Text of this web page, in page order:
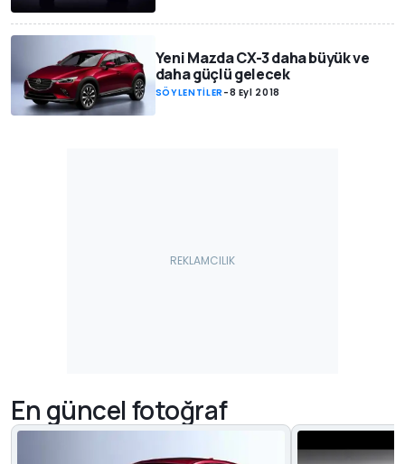
Yeni Mazda CX-3 daha büyük ve
daha güçlü gelecek
SÖYLENTİLER -8 Eyl 2018
En güncel fotoğraf